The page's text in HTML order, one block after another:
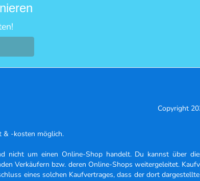
Copyright
& -kosten möglich.
nicht um einen Online-Shop handelt. Du kannst über
Verkäufern bzw. deren Online-Shops weitergeleitet.
eines solchen Kaufvertrages, dass der dort